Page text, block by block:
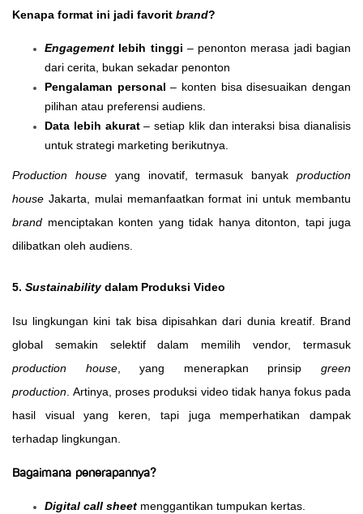
Kenapa format ini jadi favorit brand?
Engagement lebih tinggi – penonton merasa jadi bagian
dari cerita, bukan sekadar penonton
Pengalaman personal – konten bisa disesuaikan dengan
pilihan atau preferensi audiens.
Data lebih akurat– setiap klik dan interaksi bisa dianalisis
untuk strategi marketing berikutnya.
Production houseyang inovatif, termasuk banyakproduction
house Jakarta, mulai memanfaatkan format ini untuk membantu
brand menciptakan konten yang tidak hanya ditonton, tapi juga
dilibatkan oleh audiens.
5. Sustainabilitydalam Produksi Video
Isu lingkungan kini tak bisa dipisahkan dari dunia kreatif. Brand
global semakin selektif dalam memilih vendor, termasuk
production house, yang menerapkan prinsipgreen
production . Artinya, proses produksi video tidak hanya fokus pada
hasil visual yang keren, tapi juga memperhatikan dampak
terhadap lingkungan.
Bagaimana penerapannya?
Digital call sheet menggantikan tumpukan kertas.